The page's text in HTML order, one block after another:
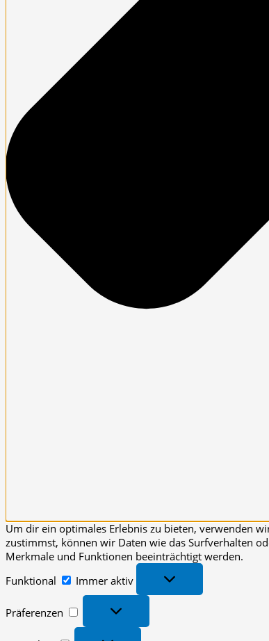
Um dir ein optimales Erlebnis zu bieten, verwenden
zustimmst, können wir Daten wie das Surfverhalten
Merkmale und Funktionen beeinträchtigt werden.
Funktional
Immer aktiv
Präferenzen
Präferenzen
Statistiken